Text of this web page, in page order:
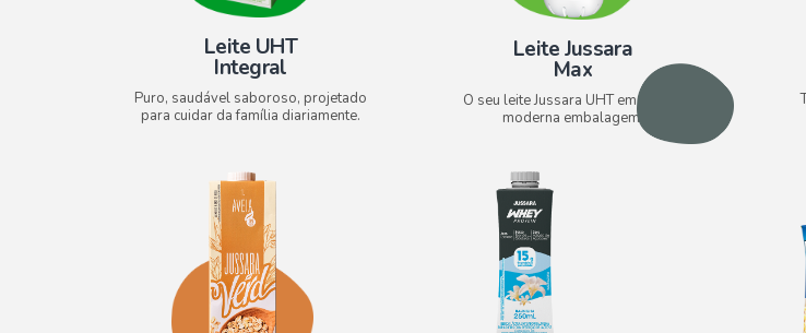
Leite UHT
Integral
Puro, saudável saboroso, projetado
para cuidar da família diariamente.
Leite Jussara
Max
O seu leite Jussara UHT em nova e
moderna embalagem.